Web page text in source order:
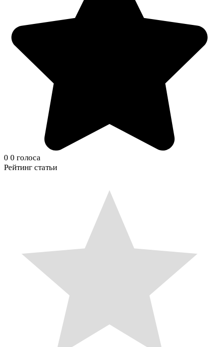
0 0 голоса
Рейтинг статьи